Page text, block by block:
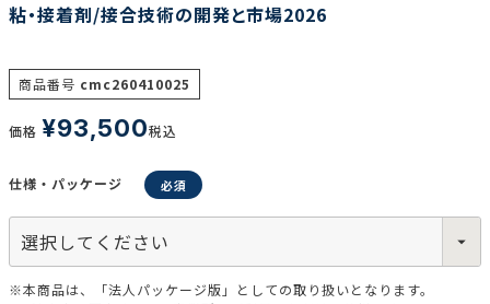
リセット
粘・接着剤/接合技術の開発と市場2026
商品番号 cmc260410025
価格 ¥93,500税込
仕様・パッケージ
※本商品は、「法人パッケージ版」としての取り扱いとなります。